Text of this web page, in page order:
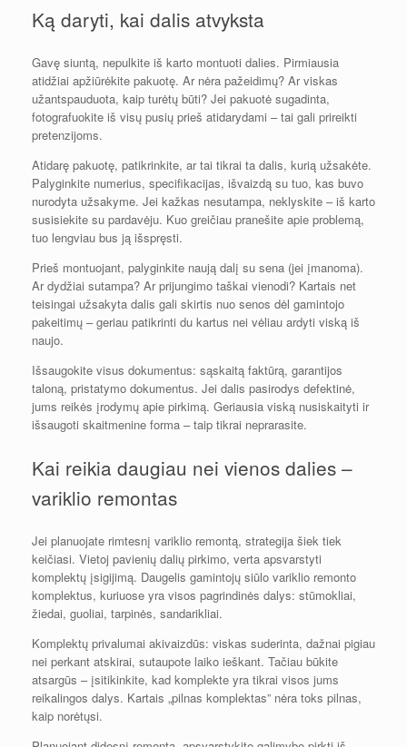
Ką daryti, kai dalis atvyksta
Gavę siuntą, nepulkite iš karto montuoti dalies. Pirmiausia
atidžiai apžiūrėkite pakuotę. Ar nėra pažeidimų? Ar viskas
užantspauduota, kaip turėtų būti? Jei pakuotė sugadinta,
fotografuokite iš visų pusių prieš atidarydami – tai gali prireikti
pretenzijoms.
Atidarę pakuotę, patikrinkite, ar tai tikrai ta dalis, kurią užsakėte.
Palyginkite numerius, specifikacijas, išvaizdą su tuo, kas buvo
nurodyta užsakyme. Jei kažkas nesutampa, neklyskite – iš karto
susisiekite su pardavėju. Kuo greičiau pranešite apie problemą,
tuo lengviau bus ją išspręsti.
Prieš montuojant, palyginkite naują dalį su sena (jei įmanoma).
Ar dydžiai sutampa? Ar prijungimo taškai vienodi? Kartais net
teisingai užsakyta dalis gali skirtis nuo senos dėl gamintojo
pakeitimų – geriau patikrinti du kartus nei vėliau ardyti viską iš
naujo.
Išsaugokite visus dokumentus: sąskaitą faktūrą, garantijos
taloną, pristatymo dokumentus. Jei dalis pasirodys defektinė,
jums reikės įrodymų apie pirkimą. Geriausia viską nusiskaityti ir
išsaugoti skaitmenine forma – taip tikrai neprarasite.
Kai reikia daugiau nei vienos dalies –
variklio remontas
Jei planuojate rimtesnį variklio remontą, strategija šiek tiek
keičiasi. Vietoj pavienių dalių pirkimo, verta apsvarstyti
komplektų įsigijimą. Daugelis gamintojų siūlo variklio remonto
komplektus, kuriuose yra visos pagrindinės dalys: stūmokliai,
žiedai, guoliai, tarpinės, sandarikliai.
Komplektų privalumai akivaizdūs: viskas suderinta, dažnai pigiau
nei perkant atskirai, sutaupote laiko ieškant. Tačiau būkite
atsargūs – įsitikinkite, kad komplekte yra tikrai visos jums
reikalingos dalys. Kartais „pilnas komplektas” nėra toks pilnas,
kaip norėtųsi.